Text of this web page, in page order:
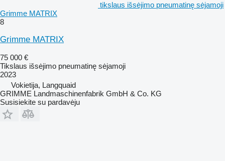
tikslaus išsėjimo pneumatinę sėjamoji
Grimme MATRIX
8
Grimme MATRIX
75 000 €
Tikslaus išsėjimo pneumatinę sėjamoji
2023
Vokietija, Langquaid
GRIMME Landmaschinenfabrik GmbH & Co. KG
Susisiekite su pardavėju